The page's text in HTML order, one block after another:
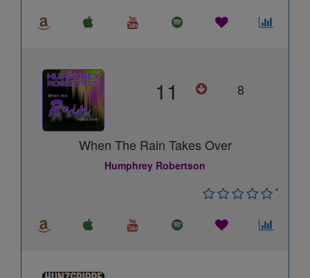
11 8
When The Rain Takes Over
Humphrey Robertson
*